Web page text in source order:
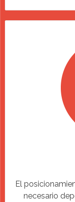
El
necesario